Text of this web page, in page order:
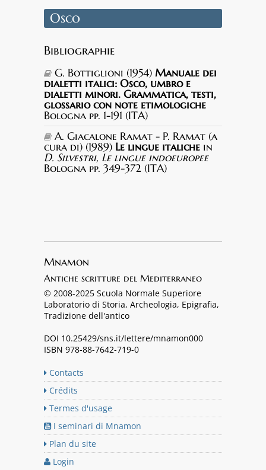
Osco
Bibliographie
G. Bottiglioni (1954) Manuale dei
dialetti italici: Osco, umbro e
dialetti minori. Grammatica, testi,
glossario con note etimologiche
Bologna pp. 1-191 (ITA)
A. Giacalone Ramat - P. Ramat (a
cura di) (1989) Le lingue italiche in
D. Silvestri, Le lingue indoeuropee
Bologna pp. 349-372 (ITA)
Mnamon
Antiche scritture del Mediterraneo
© 2008-2025 Scuola Normale Superiore
Laboratorio di Storia, Archeologia, Epigrafia,
Tradizione dell'antico
DOI 10.25429/sns.it/lettere/mnamon000
ISBN 978-88-7642-719-0
Contacts
Crédits
Termes d'usage
I seminari di Mnamon
Plan du site
Login